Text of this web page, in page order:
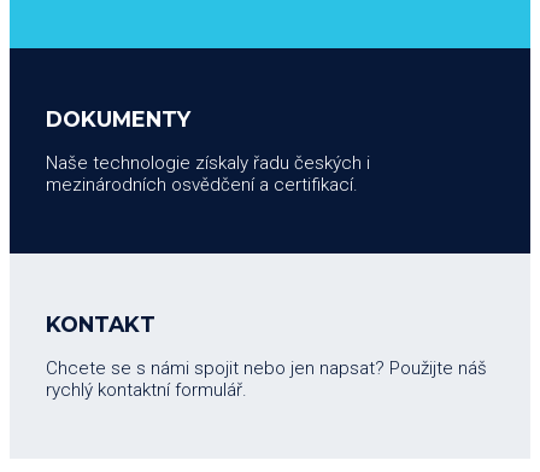
DOKUMENTY
Naše technologie získaly řadu českých i
mezinárodních osvědčení a certifikací.
KONTAKT
Chcete se s námi spojit nebo jen napsat? Použijte náš
rychlý kontaktní formulář.